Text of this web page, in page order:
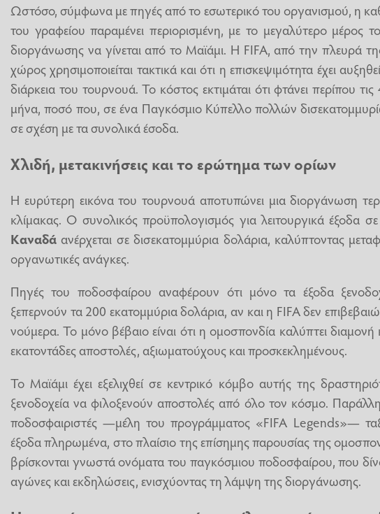
Ωστόσο, σύμφωνα με πηγές από το εσωτερικό του οργανισμού, η
του γραφείου παραμένει περιορισμένη, με το μεγαλύτερο μέρος
διοργάνωσης να γίνεται από το Μαϊάμι. Η FIFA, από την πλευρά
χώρος χρησιμοποιείται τακτικά και ότι η επισκεψιμότητα έχει
διάρκεια του τουρνουά. Το κόστος εκτιμάται ότι φτάνει περίπου
μήνα, ποσό που, σε ένα Παγκόσμιο Κύπελλο πολλών
σε σχέση με τα συνολικά έσοδα.
Χλιδή, μετακινήσεις και το ερώτημα των ορίων
Η ευρύτερη εικόνα του τουρνουά αποτυπώνει μια διοργάνωση
κλίμακας. Ο συνολικός προϋπολογισμός για λειτουργικά έξοδα σε
Καναδά ανέρχεται σε δισεκατομμύρια δολάρια, καλύπτοντας
οργανωτικές ανάγκες.
Πηγές του ποδοσφαίρου αναφέρουν ότι μόνο τα έξοδα
ξεπερνούν τα 200 εκατομμύρια δολάρια, αν και η FIFA δεν
νούμερα. Το μόνο βέβαιο είναι ότι η ομοσπονδία καλύπτει διαμονή
εκατοντάδες αποστολές, αξιωματούχους και προσκεκλημένους.
Το Μαϊάμι έχει εξελιχθεί σε κεντρικό κόμβο αυτής της
ξενοδοχεία να φιλοξενούν αποστολές από όλο τον κόσμο.
ποδοσφαιριστές —μέλη του προγράμματος «FIFA Legends»—
έξοδα πληρωμένα, στο πλαίσιο της επίσημης παρουσίας της
βρίσκονται γνωστά ονόματα του παγκόσμιου ποδοσφαίρου, που
αγώνες και εκδηλώσεις, ενισχύοντας τη λάμψη της διοργάνωσης.